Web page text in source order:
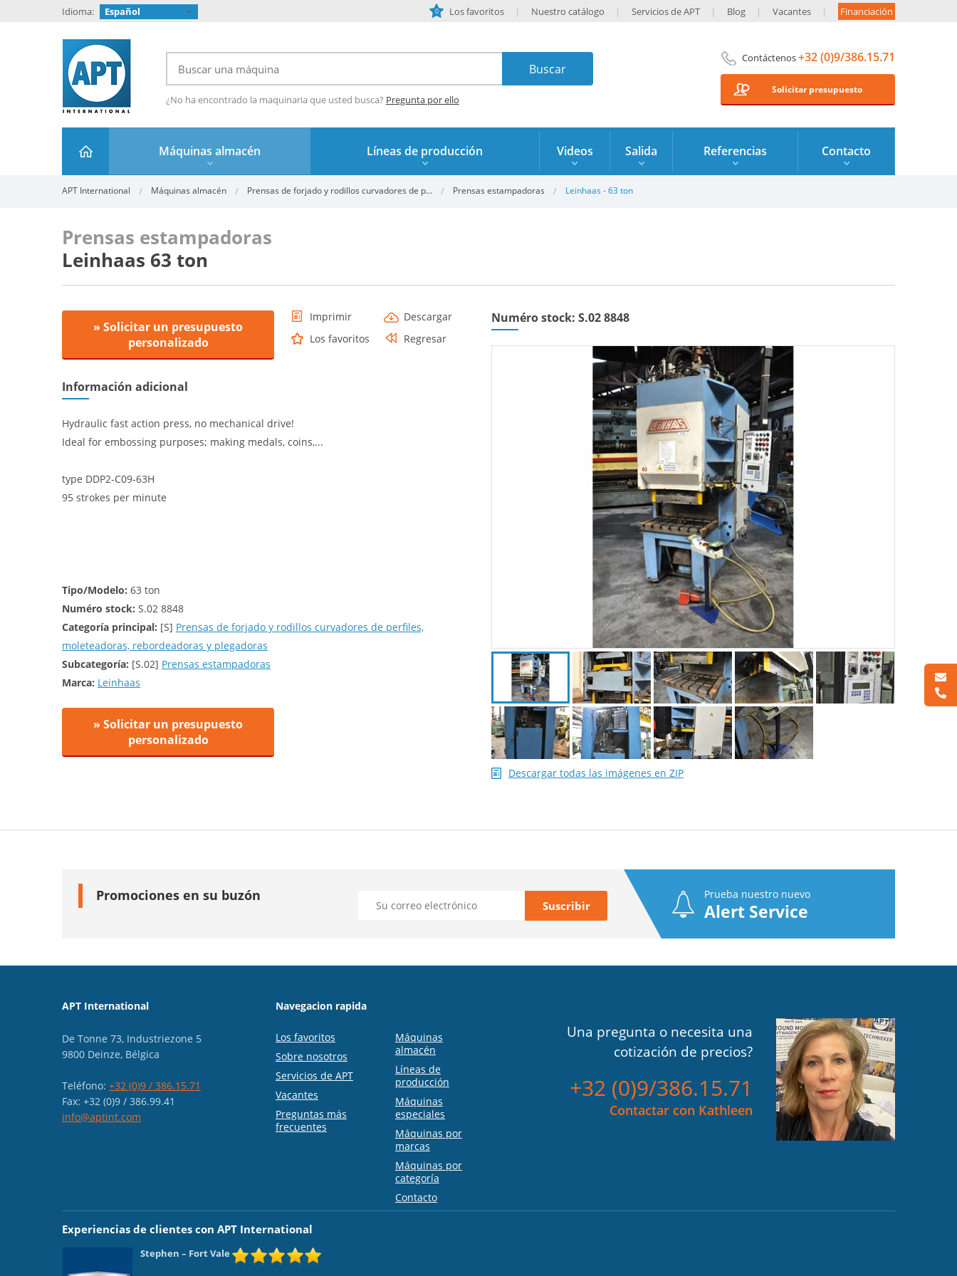
Idioma: Español 0 Los favoritos Nuestro catálogo Servicios de APT Blog Vacantes Financiación
¿No ha encontrado la maquinaria que usted busca? Pregunta por ello
Contáctenos+32 (0)9/386.15.71
Solicitar presupuesto
Máquinas almacén Líneas de producción Videos Salida Referencias Contacto
APT International Máquinas almacén Prensas de forjado y rodillos curvadores de p... Prensas estampadoras Leinhaas - 63 ton
Prensas estampadoras
Leinhaas 63 ton
» Solicitar un presupuesto
personalizado
Imprimir
Descargar
Los favoritos
Regresar
Información adicional
Hydraulic fast action press, no mechanical drive!
Ideal for embossing purposes; making medals, coins,...
type DDP2-C09-63H
95 strokes per minute
Tipo/Modelo: 63 ton
Numéro stock: S.02 8848
Categoría principal: [S] Prensas de forjado y rodillos curvadores de perfiles,
moleteadoras, rebordeadoras y plegadoras
Subcategoría: [S.02] Prensas estampadoras
Marca: Leinhaas
» Solicitar un presupuesto
personalizado
Numéro stock: S.02 8848
Descargar todas las imágenes en ZIP
Promociones en su buzón Prueba nuestro nuevo
Alert Service
APT International
De Tonne 73, Industriezone 5
9800 Deinze, Bélgica
Teléfono: +32 (0)9 / 386.15.71
Fax: +32 (0)9 / 386.99.41
info@aptint.com
Navegacion rapida
Los favoritos
Sobre nosotros
Servicios de APT
Vacantes
Preguntas más
frecuentes
Máquinas
almacén
Líneas de
producción
Máquinas
especiales
Máquinas por
marcas
Máquinas por
categoría
Contacto
Una pregunta o necesita una
cotización de precios?
+32 (0)9/386.15.71
Contactar con Kathleen
Experiencias de clientes con APT International
Stephen – Fort Vale